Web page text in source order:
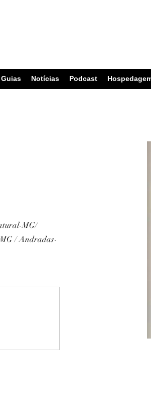
Guias Notícias Podcast
MG/
/ Andradas-